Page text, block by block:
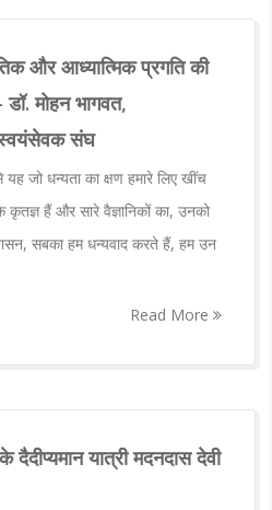
और आध्यात्मिक प्रगति की
मोहन भागवत,
स्वयंसेवक संघ
यह जो धन्यता का क्षण हमारे लिए खींच
हैं और सारे वैज्ञानिकों का, उनको
सबका हम धन्यवाद करते हैं, हम उन
Read More
दैदीप्यमान यात्री मदनदास देवी